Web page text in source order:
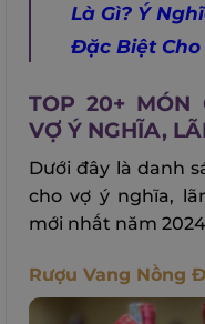
Là Gì? Ý
Đặc Biệt
TOP 20+ MÓN
VỢ Ý NGHĨA,
Dưới đây là danh
cho vợ ý nghĩa,
mới nhất năm
Rượu Vang Nồng